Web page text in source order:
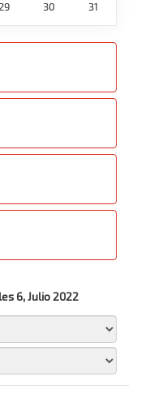
30 31
6, Julio 2022